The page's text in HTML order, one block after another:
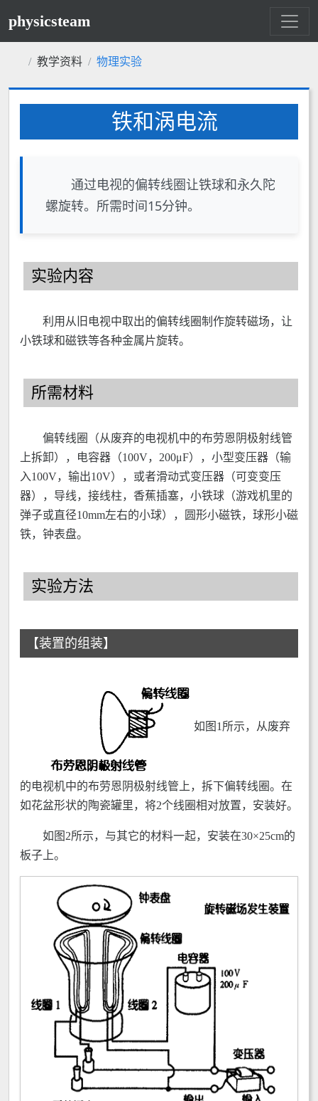
physicsteam
教学资料 物理实验
铁和涡电流
通过电视的偏转线圈让铁球和永久陀
螺旋转。所需时间15分钟。
实验内容
利用从旧电视中取出的偏转线圈制作旋转磁场，让
小铁球和磁铁等各种金属片旋转。
所需材料
偏转线圈（从废弃的电视机中的布劳恩阴极射线管
上拆卸），电容器（100V，200μF），小型变压器（输
入100V，输出10V），或者滑动式变压器（可变变压
器），导线，接线柱，香蕉插塞，小铁球（游戏机里的
弹子或直径10mm左右的小球），圆形小磁铁，球形小磁
铁，钟表盘。
实验方法
【装置的组装】
如图1所示，从废弃
的电视机中的布劳恩阴极射线管上，拆下偏转线圈。在
如花盆形状的陶瓷罐里，将2个线圈相对放置，安装好。
如图2所示，与其它的材料一起，安装在30×25cm的
板子上。